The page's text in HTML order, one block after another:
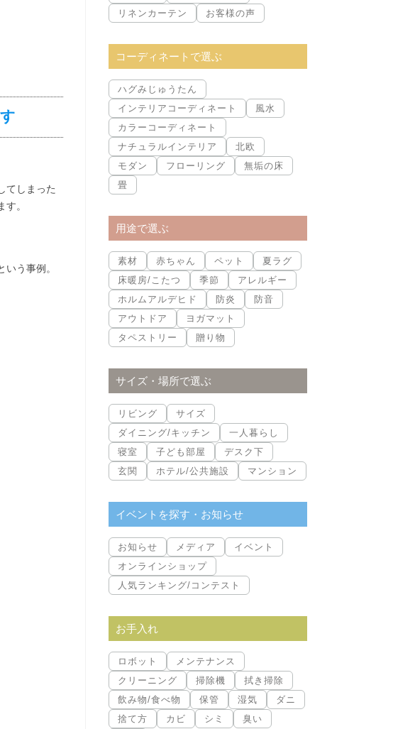
てしまった
。
う事例。
リネンカーテン
お客様の声
コーディネートで選ぶ
ハグみじゅうたん
インテリアコーディネート
風水
カラーコーディネート
ナチュラルインテリア
北欧
モダン
フローリング
無垢の床
畳
用途で選ぶ
素材 赤ちゃん ペット
夏ラグ
床暖房/こたつ
季節
アレルギー
ホルムアルデヒド
防炎
防音
アウトドア
ヨガマット
タペストリー
贈り物
サイズ・場所で選ぶ
リビング
サイズ
ダイニング/キッチン
一人暮らし
寝室
子ども部屋
デスク下
玄関
ホテル/公共施設 マンション
イベントを探す・お知らせ
お知らせ メディア
イベント
オンラインショップ
人気ランキング/コンテスト
お手入れ
ロボット
メンテナンス
クリーニング
掃除機
拭き掃除
飲み物/食べ物
保管 湿気
ダニ
捨て方
カビ シミ
臭い